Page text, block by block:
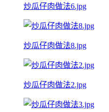
炒瓜仔肉做法6.jpg
炒瓜仔肉做法8.jpg
炒瓜仔肉做法2.jpg